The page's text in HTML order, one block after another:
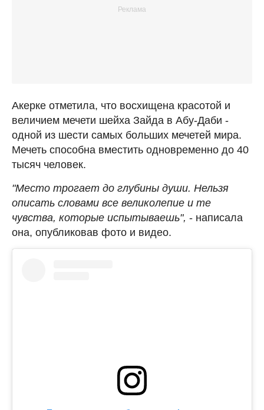
Акерке отметила, что восхищена красотой и
величием мечети шейха Зайда в Абу-Даби -
одной из шести самых больших мечетей мира.
Мечеть способна вместить одновременно до 40
тысяч человек.
"Место трогает до глубины души. Нельзя
описать словами все великолепие и те
чувства, которые испытываешь", - написала
она, опубликовав фото и видео.